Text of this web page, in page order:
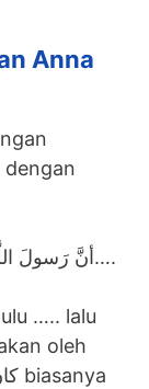
Anna
أنَّ رَسولَ اللَّهِ صَلَّى اللهُ عليه وسلَّمَ كانَ….
oleh